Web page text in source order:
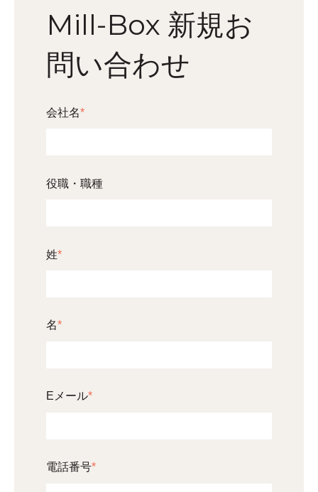
Mill-Box 新規お
問い合わせ
会社名*
役職・職種
姓*
名*
Eメール*
電話番号*